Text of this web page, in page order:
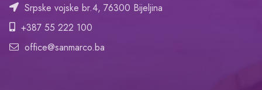
Srpske vojske br.4, 76300 Bijeljina
+387 55 222 100
office@sanmarco.ba